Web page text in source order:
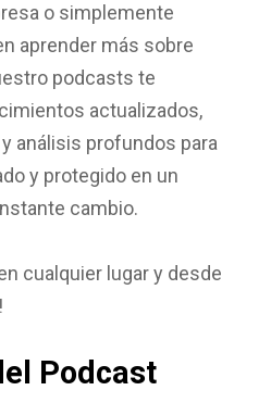
o simplemente
aprender más sobre
podcasts te
actualizados,
análisis profundos para
y protegido en un
cambio.
cualquier lugar y desde
Podcast